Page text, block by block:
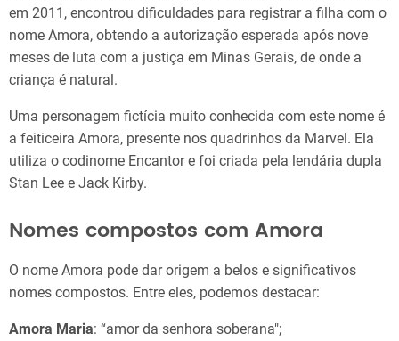
em 2011, encontrou dificuldades para registrar a filha com o
nome Amora, obtendo a autorização esperada após nove
meses de luta com a justiça em Minas Gerais, de onde a
criança é natural.
Uma personagem fictícia muito conhecida com este nome é
a feiticeira Amora, presente nos quadrinhos da Marvel. Ela
utiliza o codinome Encantor e foi criada pela lendária dupla
Stan Lee e Jack Kirby.
Nomes compostos com Amora
O nome Amora pode dar origem a belos e significativos
nomes compostos. Entre eles, podemos destacar:
Amora Maria: “amor da senhora soberana";